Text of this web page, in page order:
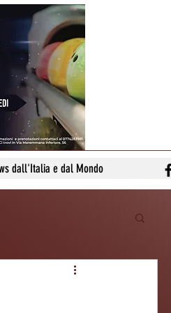
dall'Italia e dal Mondo